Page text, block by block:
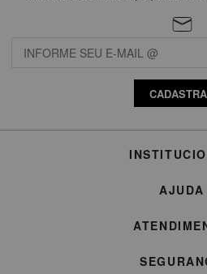
AJUDA